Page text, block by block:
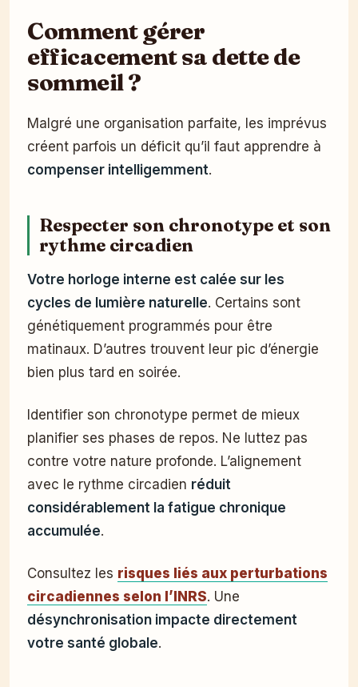
Comment gérer
efficacement sa dette de
sommeil ?
Malgré une organisation parfaite, les imprévus
créent parfois un déficit qu’il faut apprendre à
compenser intelligemment.
Respecter son chronotype et son
rythme circadien
Votre horloge interne est calée sur les
cycles de lumière naturelle. Certains sont
génétiquement programmés pour être
matinaux. D’autres trouvent leur pic d’énergie
bien plus tard en soirée.
Identifier son chronotype permet de mieux
planifier ses phases de repos. Ne luttez pas
contre votre nature profonde. L’alignement
avec le rythme circadien réduit
considérablement la fatigue chronique
accumulée.
Consultez les risques liés aux perturbations
circadiennes selon l’INRS. Une
désynchronisation impacte directement
votre santé globale.